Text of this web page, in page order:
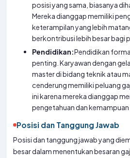
posisi yang sama, biasanya
Mereka dianggap memiliki
keterampilan yang lebih
berkontribusi lebih besar bagi
Pendidikan:Pendidikan
penting. Karyawan dengan
master di bidang teknik atau
cenderung memiliki peluang
ini karena mereka dianggap
pengetahuan dan kemampuan
Posisi dan Tanggung Jawab
Posisi dan tanggung jawab yang
besar dalam menentukan besaran